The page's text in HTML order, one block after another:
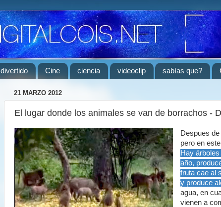
divertido Cine ciencia videoclip sabías que?
21 MARZO 2012
El lugar donde los animales se van de borrachos -
Despues
pero en
Hay
año,
fruta cae al
y produce
agua, en
vienen a